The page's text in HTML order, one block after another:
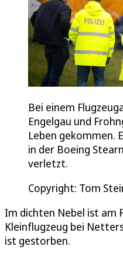
Bei einem
Engelgau und
Leben gekommen.
in der Boeing
verletzt.
Copyright: Tom
Im dichten Nebel ist am
Kleinflugzeug bei
ist gestorben.